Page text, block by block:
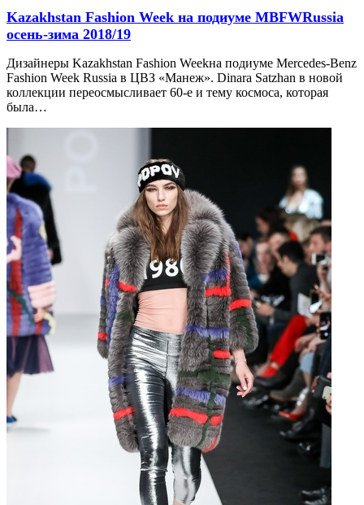
Kazakhstan Fashion Week на подиуме MBFWRussia
осень-зима 2018/19
Дизайнеры Kazakhstan Fashion Weekна подиуме Mercedes-Benz
Fashion Week Russia в ЦВЗ «Манеж». Dinara Satzhan в новой
коллекции переосмысливает 60-е и тему космоса, которая
была…